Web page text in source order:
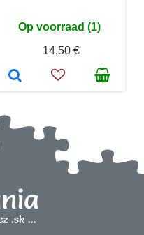
Op voorraad (1)
14,50 €